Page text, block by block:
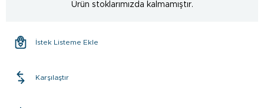
Ürün stoklarımızda kalmamıştır.
İstek Listeme Ekle
Karşılaştır